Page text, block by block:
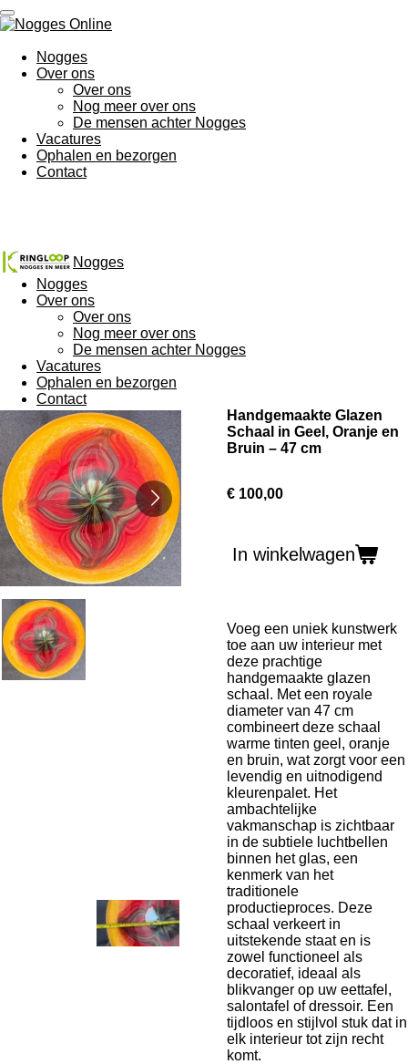
Ga
direct
naar
de
hoofdinhoud
Nogges
Over ons
Over ons
Nog meer over ons
De mensen achter Nogges
Vacatures
Ophalen en bezorgen
Contact
Nogges
Nogges
Over ons
Over ons
Nog meer over ons
De mensen achter Nogges
Vacatures
Ophalen en bezorgen
Contact
Handgemaakte Glazen
Schaal in Geel, Oranje en
Bruin – 47 cm
€ 100,00
In winkelwagen
Voeg een uniek kunstwerk
toe aan uw interieur met
deze prachtige
handgemaakte glazen
schaal. Met een royale
diameter van 47 cm
combineert deze schaal
warme tinten geel, oranje
en bruin, wat zorgt voor een
levendig en uitnodigend
kleurenpalet. Het
ambachtelijke
vakmanschap is zichtbaar
in de subtiele luchtbellen
binnen het glas, een
kenmerk van het
traditionele
productieproces. Deze
schaal verkeert in
uitstekende staat en is
zowel functioneel als
decoratief, ideaal als
blikvanger op uw eettafel,
salontafel of dressoir. Een
tijdloos en stijlvol stuk dat in
elk interieur tot zijn recht
komt.